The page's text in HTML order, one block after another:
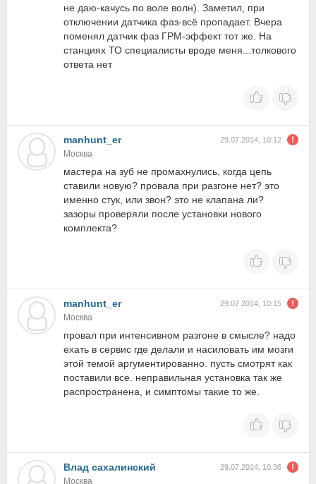
не даю-качусь по воле волн). Заметил, при
отключении датчика фаз-всё пропадает. Вчера
поменял датчик фаз ГРМ-эффект тот же. На
станциях ТО специалисты вроде меня...толкового
ответа нет
manhunt_er 29.07.2014, 10:12
Москва
мастера на зуб не промахнулись, когда цепь
ставили новую? провала при разгоне нет? это
именно стук, или звон? это не клапана ли?
зазоры проверяли после установки нового
комплекта?
manhunt_er 29.07.2014, 10:15
Москва
провал при интенсивном разгоне в смысле? надо
ехать в сервис где делали и насиловать им мозги
этой темой аргументированно. пусть смотрят как
поставили все. неправильная установка так же
распространена, и симптомы такие то же.
Влад сахалинский 29.07.2014, 10:36
Москва